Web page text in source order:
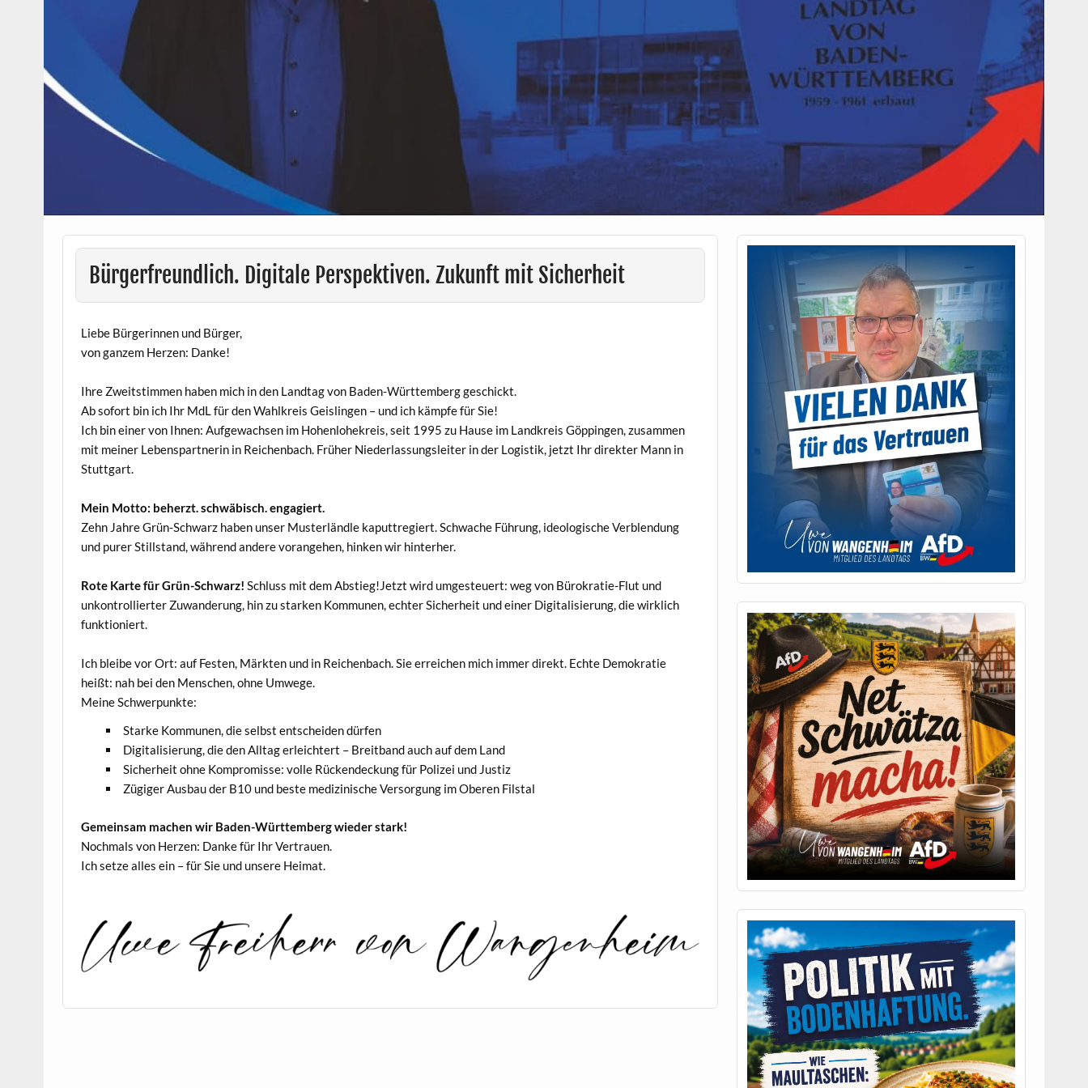
Bürgerfreundlich. Digitale Perspektiven. Zukunft mit Sicherheit
Liebe Bürgerinnen und Bürger,
von ganzem Herzen: Danke!
Ihre Zweitstimmen haben mich in den Landtag von Baden-Württemberg geschickt.
Ab sofort bin ich Ihr MdL für den Wahlkreis Geislingen – und ich kämpfe für Sie!
Ich bin einer von Ihnen: Aufgewachsen im Hohenlohekreis, seit 1995 zu Hause im Landkreis Göppingen, zusammen
mit meiner Lebenspartnerin in Reichenbach. Früher Niederlassungsleiter in der Logistik, jetzt Ihr direkter Mann in
Stuttgart.
Mein Motto: beherzt. schwäbisch. engagiert.
Zehn Jahre Grün-Schwarz haben unser Musterländle kaputtregiert. Schwache Führung, ideologische Verblendung
und purer Stillstand, während andere vorangehen, hinken wir hinterher.
Rote Karte für Grün-Schwarz! Schluss mit dem Abstieg!Jetzt wird umgesteuert: weg von Bürokratie-Flut und
unkontrollierter Zuwanderung, hin zu starken Kommunen, echter Sicherheit und einer Digitalisierung, die wirklich
funktioniert.
Ich bleibe vor Ort: auf Festen, Märkten und in Reichenbach. Sie erreichen mich immer direkt. Echte Demokratie
heißt: nah bei den Menschen, ohne Umwege.
Meine Schwerpunkte:
Starke Kommunen, die selbst entscheiden dürfen
Digitalisierung, die den Alltag erleichtert – Breitband auch auf dem Land
Sicherheit ohne Kompromisse: volle Rückendeckung für Polizei und Justiz
Zügiger Ausbau der B10 und beste medizinische Versorgung im Oberen Filstal
Gemeinsam machen wir Baden-Württemberg wieder stark!
Nochmals von Herzen: Danke für Ihr Vertrauen.
Ich setze alles ein – für Sie und unsere Heimat.